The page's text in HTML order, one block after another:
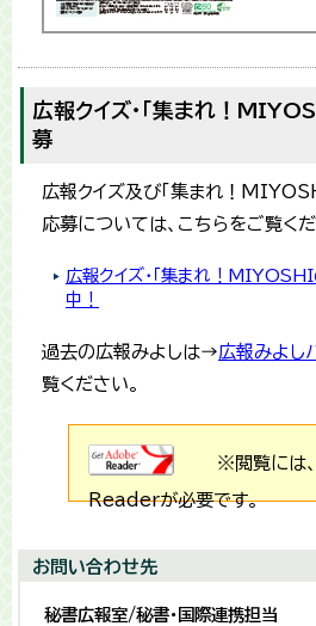
広報クイズ・「集まれ！
募
広報クイズ及び「集まれ！
応募については、こちらをご覧くだ
広報クイズ・「集まれ！MIYOSHI
中！
過去の広報みよしは→広報みよし
覧ください。
※閲覧には
Readerが必要です。
お問い合わせ先
秘書広報室/秘書・国際連携担当